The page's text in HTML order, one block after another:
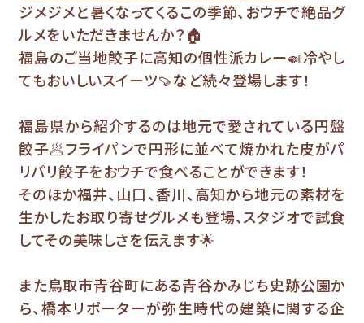
ジメジメと暑くなってくるこの季節、おウチで絶品グ
ルメをいただきませんか？🏠
福島のご当地餃子に高知の個性派カレー🍛冷やし
てもおいしいスイーツ🍠など続々登場します！
福島県から紹介するのは地元で愛されている円盤
餃子🥟フライパンで円形に並べて焼かれた皮がパ
リパリ餃子をおウチで食べることができます！
そのほか福井、山口、香川、高知から地元の素材を
生かしたお取り寄せグルメも登場、スタジオで試食
してその美味しさを伝えます🌟
また鳥取市青谷町にある青谷かみじち史跡公園か
ら、橋本リポーターが弥生時代の建築に関する企